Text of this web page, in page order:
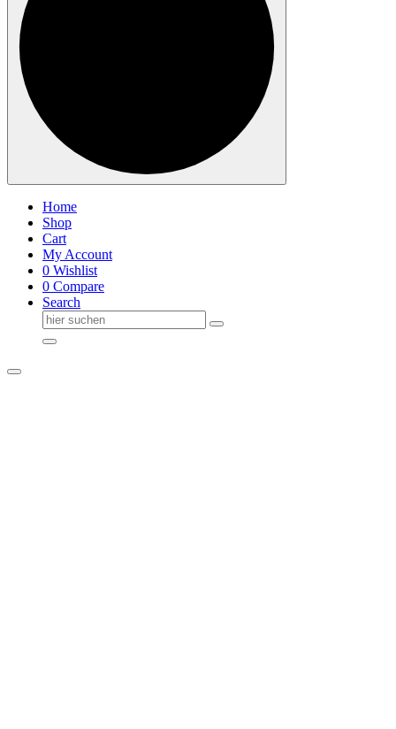
Home
Shop
Cart
My Account
0 Wishlist
0 Compare
Search
Suche
nach: